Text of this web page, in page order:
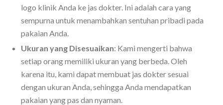
logo klinik Anda ke jas dokter. Ini adalah cara yang
sempurna untuk menambahkan sentuhan pribadi pada
pakaian Anda.
Ukuran yang Disesuaikan: Kami mengerti bahwa
setiap orang memiliki ukuran yang berbeda. Oleh
karena itu, kami dapat membuat jas dokter sesuai
dengan ukuran Anda, sehingga Anda mendapatkan
pakaian yang pas dan nyaman.